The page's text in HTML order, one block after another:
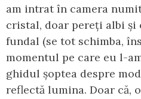
am intrat în camera
cristal, doar pereți albi și
fundal (se tot schimba,
momentul pe care eu l-
ghidul șoptea despre
reflectă lumina. Doar că,